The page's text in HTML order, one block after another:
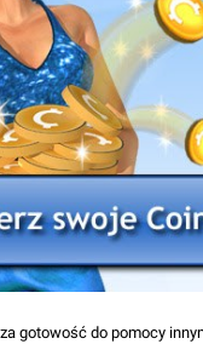
gotowość do pomocy